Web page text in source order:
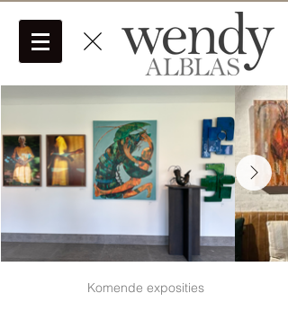
Komende exposities